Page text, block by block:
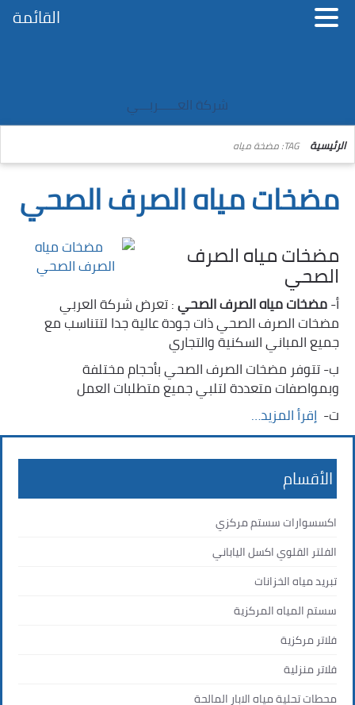
شركة العــــــربـــي
الرئيسية TAG: مضخة مياه
مضخات مياه الصرف الصحي
مضخات مياه الصرف
الصحي
أ-مضخات مياه الصرف الصحي: تعرض شركة العربي
مضخات الصرف الصحي ذات جودة عالية جدا لتتناسب مع
جميع المباني السكنية والتجاري
ب- تتوفر مضخات الصرف الصحي بأحجام مختلفة
وبمواصفات متعددة لتلبي جميع متطلبات العمل
ت- ‏ إقرأ المزيد…
الأقسام
اكسسوارات سستم مركزي
الفلتر القلوي اكسل الياباني
تبريد مياه الخزانات
سستم المياه المركزية
فلاتر مركزية
فلاتر منزلية
محطات تحلية مياه الابار المالحة
القائمة